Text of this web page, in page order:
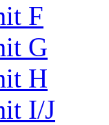
F
G
H
I/J